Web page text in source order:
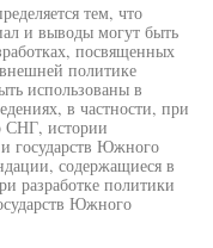
тем, что
и выводы могут быть
посвященных
политике
использованы в
в частности, при
СНГ, истории
государств Южного
содержащиеся в
разработке политики
Южного